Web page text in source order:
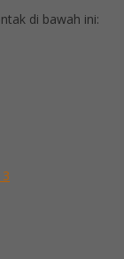
di bawah ini: